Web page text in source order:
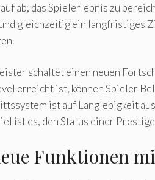
ab, das Spielerlebnis zu
gleichzeitig ein langfristiges
schaltet einen neuen
erreicht ist, können Spieler
ist auf Langlebigkeit
ist es, den Status einer
Funktionen